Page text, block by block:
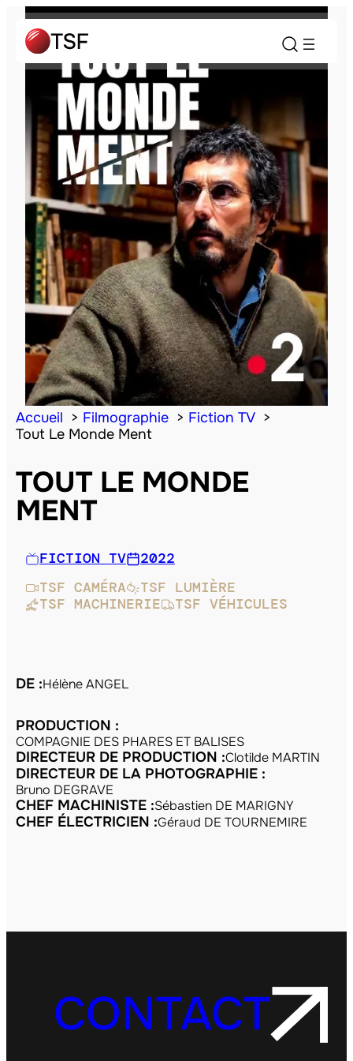
Accueil Filmographie
Fiction TV
Tout Le Monde Ment
TOUT LE MONDE
MENT
FICTION TV
2022
TSF CAMÉRA
TSF LUMIÈRE
TSF MACHINERIE
TSF VÉHICULES
DE :Hélène ANGEL
PRODUCTION :
COMPAGNIE DES PHARES ET BALISES
DIRECTEUR DE PRODUCTION :Clotilde MARTIN
DIRECTEUR DE LA PHOTOGRAPHIE :
Bruno DEGRAVE
CHEF MACHINISTE :Sébastien DE MARIGNY
CHEF ÉLECTRICIEN :Géraud DE TOURNEMIRE
CONTACT